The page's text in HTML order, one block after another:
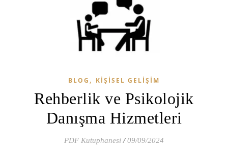
BLOG , KIŞISEL GELIŞIM
Rehberlik ve Psikolojik
Danışma Hizmetleri
PDF Kutuphanesi / 09/09/2024